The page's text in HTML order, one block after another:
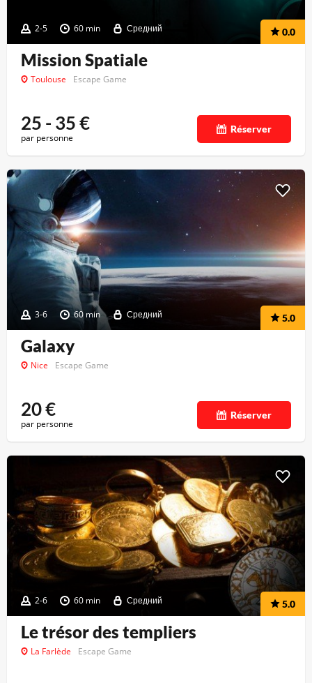
2-5 60 min Средний 0.0
Mission Spatiale
Toulouse Escape Game
25 - 35€
par personne
Réserver
3-6 60 min Средний 5.0
Galaxy
Nice Escape Game
20€
par personne
Réserver
2-6 60 min Средний 5.0
Le trésor des templiers
La Farlède Escape Game